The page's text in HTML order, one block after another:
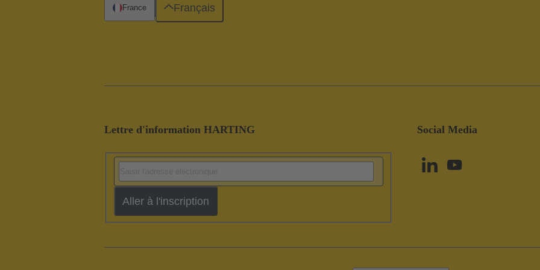
Lettre d'information HARTING
Aller à l'inscription
Social Media
France Français